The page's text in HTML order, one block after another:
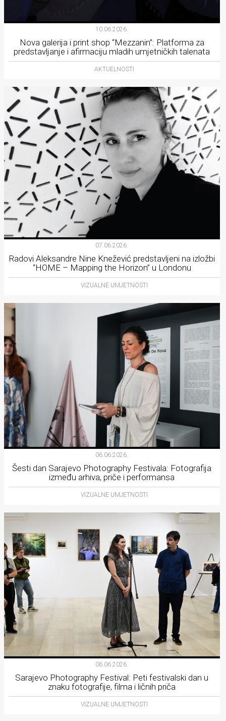
10.06.2026.
Nova galerija i print shop “Mezzanin”: Platforma za
predstavljanje i afirmaciju mladih umjetničkih talenata
AKTUELNOSTI
07.06.2026.
Radovi Aleksandre Nine Knežević predstavljeni na izložbi
“HOME – Mapping the Horizon” u Londonu
VIZUALNE UMJETNOSTI
06.06.2026.
Šesti dan Sarajevo Photography Festivala: Fotografija
između arhiva, priče i performansa
VIZUALNE UMJETNOSTI
06.06.2026.
Sarajevo Photography Festival: Peti festivalski dan u
znaku fotografije, filma i ličnih priča
VIZUALNE UMJETNOSTI